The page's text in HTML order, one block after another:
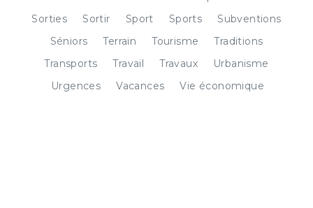
Sorties
Sortir Sport Sports
Subventions
Séniors
Terrain Tourisme
Traditions
Transports
Travail Travaux
Urbanisme
Urgences
Vacances Vie économique